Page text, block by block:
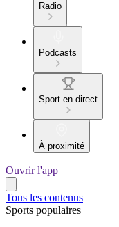
Radio
Podcasts
Sport en direct
À proximité
Ouvrir l'app
Tous les contenus
Sports populaires